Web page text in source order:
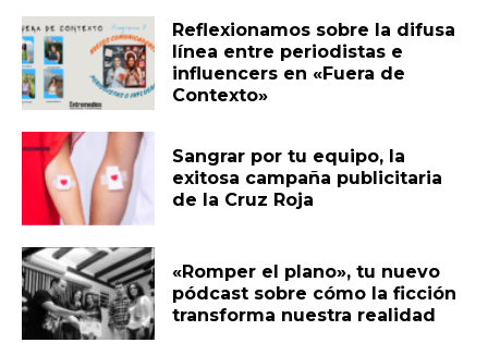
Reflexionamos sobre la difusa
línea entre periodistas e
influencers en «Fuera de
Contexto»
Sangrar por tu equipo, la
exitosa campaña publicitaria
de la Cruz Roja
«Romper el plano», tu nuevo
pódcast sobre cómo la ficción
transforma nuestra realidad